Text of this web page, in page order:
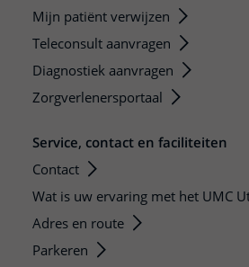
Mijn patiënt verwijzen
Teleconsult aanvragen
Diagnostiek aanvragen
Zorgverlenersportaal
Service, contact en faciliteiten
Contact
Wat is uw ervaring met het UMC
Adres en route
Parkeren